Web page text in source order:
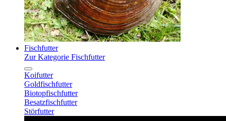
Fischfutter
Zur Kategorie Fischfutter
Koifutter
Goldfischfutter
Biotopfischfutter
Besatzfischfutter
Störfutter